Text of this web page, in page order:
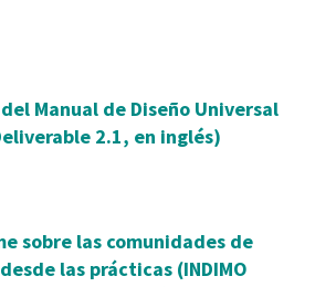
Manual de Diseño Universal
2.1, en inglés)
sobre las comunidades de
las prácticas (INDIMO